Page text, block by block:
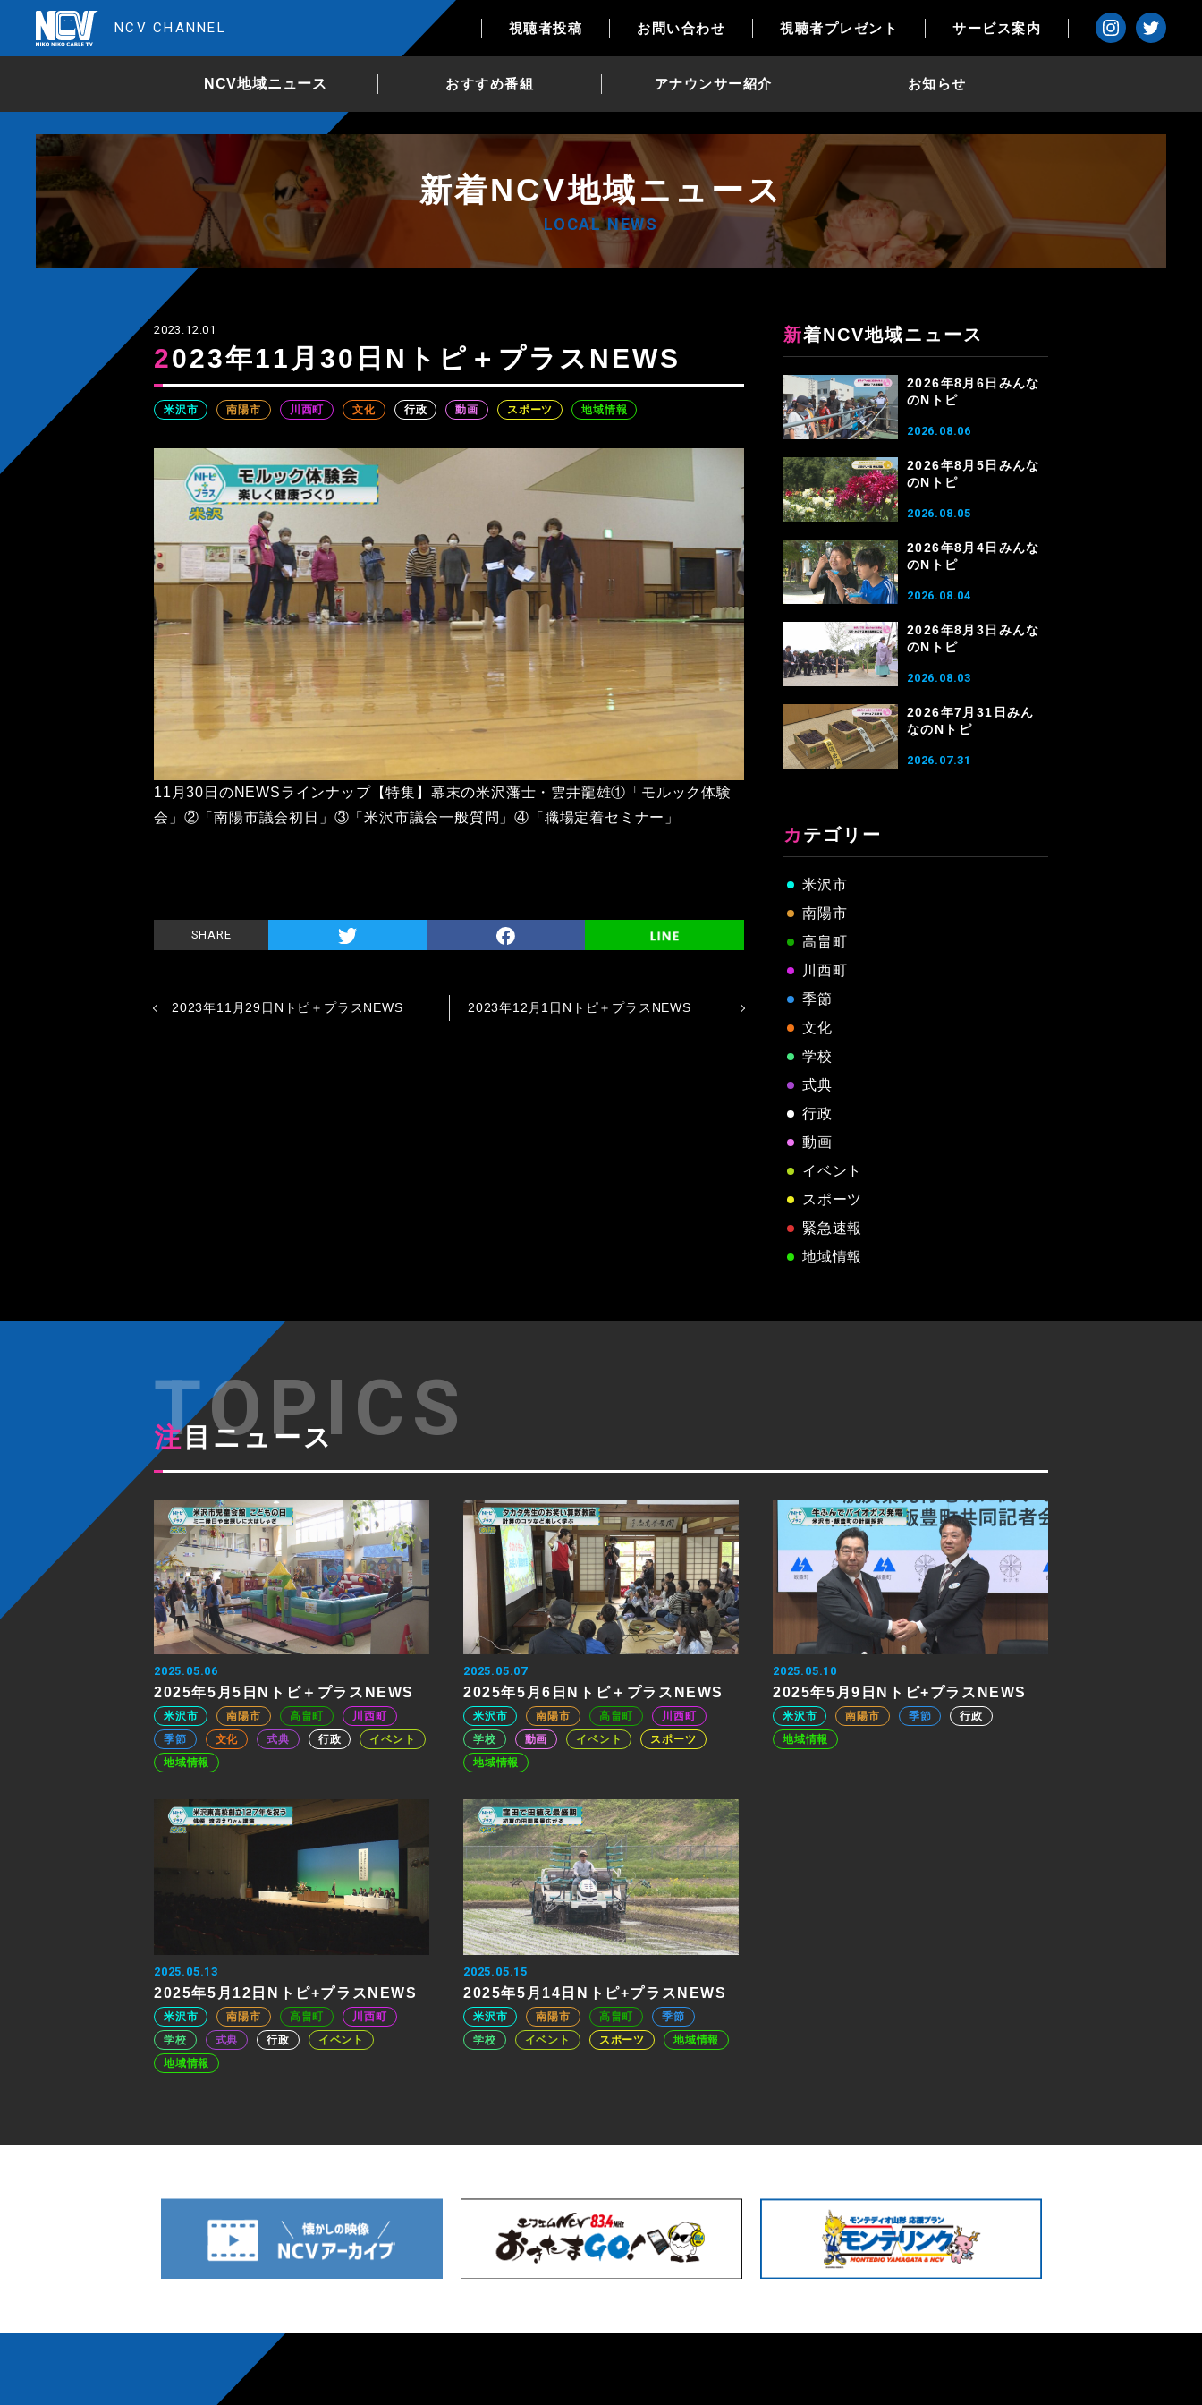
NCV CHANNEL 視聴者投稿 お問い合わせ 視聴者プレゼント サービス案内
NCV地域ニュース おすすめ番組 アナウンサー紹介 お知らせ
新着NCV地域ニュース
LOCAL NEWS
2023.12.01
2023年11月30日Nトピ＋プラスNEWS
米沢市 南陽市 川西町 文化 行政 動画 スポーツ 地域情報
11月30日のNEWSラインナップ【特集】幕末の米沢藩士・雲井龍雄①「モルック体験
会」②「南陽市議会初日」③「米沢市議会一般質問」④「職場定着セミナー」
SHARE
2023年11月29日Nトピ＋プラスNEWS 2023年12月1日Nトピ＋プラスNEWS
新着NCV地域ニュース
2026年8月6日みんな
のNトピ
2026.08.06
2026年8月5日みんな
のNトピ
2026.08.05
2026年8月4日みんな
のNトピ
2026.08.04
2026年8月3日みんな
のNトピ
2026.08.03
2026年7月31日みん
なのNトピ
2026.07.31
カテゴリー
米沢市
南陽市
高畠町
川西町
季節
文化
学校
式典
行政
動画
イベント
スポーツ
緊急速報
地域情報
注目ニュース
2025.05.06
2025年5月5日Nトピ＋プラスNEWS
米沢市 南陽市 高畠町
川西町
季節
文化 式典 行政
イベント
地域情報
2025.05.07
2025年5月6日Nトピ＋プラスNEWS
米沢市 南陽市 高畠町
川西町
学校
動画 イベント
スポーツ
地域情報
2025.05.10
2025年5月9日Nトピ+プラスNEWS
米沢市 南陽市 季節
行政
地域情報
2025.05.13
2025年5月12日Nトピ+プラスNEWS
米沢市 南陽市 高畠町
川西町
学校
式典 行政
イベント
地域情報
2025.05.15
2025年5月14日Nトピ+プラスNEWS
米沢市 南陽市 高畠町
季節
学校
イベント スポーツ 地域情報